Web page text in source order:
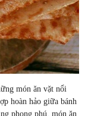
món ăn vặt nổi
hoàn hảo giữa bánh
phong phú, món ăn